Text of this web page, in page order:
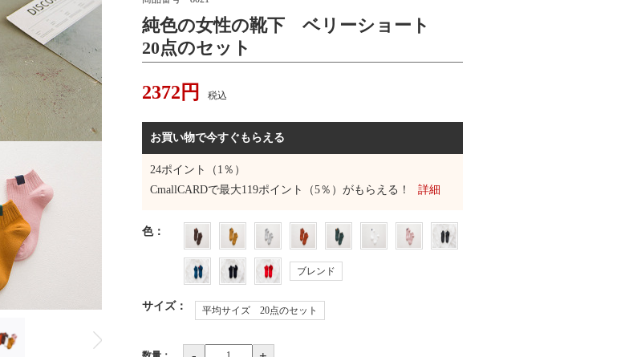
純色の女性の靴下 ベリーショート
20点のセット
2372 円 税込
お買い物で今すぐもらえる
24ポイント（1％）
CmallCARDで最大119ポイント（5％）がもらえる！ 詳細
色：
ブレンド
サイズ： 平均サイズ 20点のセット